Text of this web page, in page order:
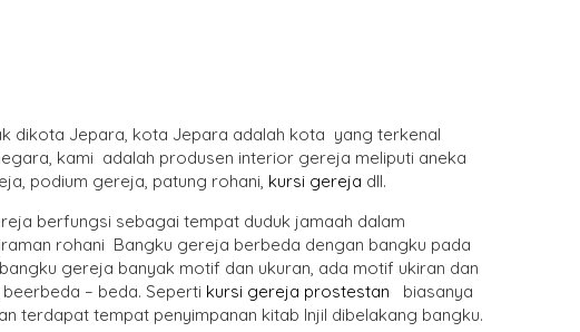
dikota Jepara, kota Jepara adalah kota yang terkenal
kami adalah produsen interior gereja meliputi aneka
podium gereja, patung rohani, kursi gereja dll.
berfungsi sebagai tempat duduk jamaah dalam
rohani Bangku gereja berbeda dengan bangku pada
gereja banyak motif dan ukuran, ada motif ukiran dan
– beda. Seperti kursi gereja prostestan biasanya
terdapat tempat penyimpanan kitab Injil dibelakang bangku.